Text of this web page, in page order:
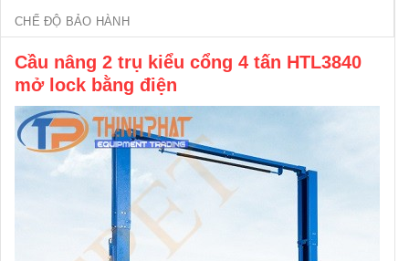
CHẾ ĐỘ BẢO HÀNH
Cầu nâng 2 trụ kiểu cổng 4 tấn HTL3840
mở lock bằng điện